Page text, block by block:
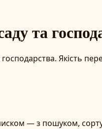
та
Якість
— з пошуком,